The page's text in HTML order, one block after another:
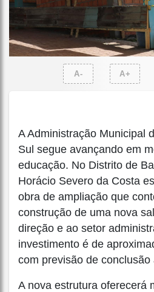
A- A+
A Administração Municipal
Sul segue avançando em
educação. No Distrito de
Horácio Severo da Costa
obra de ampliação que
construção de uma nova
direção e ao setor
investimento é de
com previsão de conclusão
A nova estrutura oferecerá